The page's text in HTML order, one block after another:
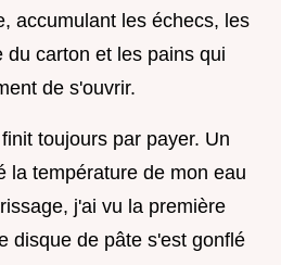
accumulant les échecs, les
carton et les pains qui
de s'ouvrir.
toujours par payer. Un
la température de mon eau
j'ai vu la première
disque de pâte s'est gonflé